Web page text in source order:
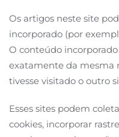
Os artigos neste site
incorporado (por
O conteúdo
exatamente da mesma
tivesse visitado o outro
Esses sites podem
cookies, incorporar